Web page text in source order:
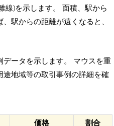
線)を示します。 面積、駅から
駅からの距離が遠くなると、
ータを示します。 マウスを重
地域等の取引事例の詳細を確
価格
割合